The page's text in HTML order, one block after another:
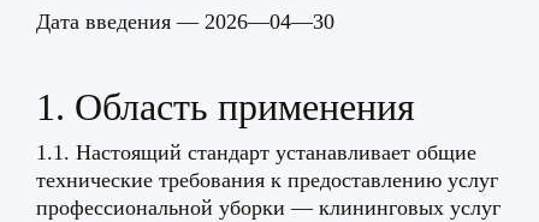
Дата введения — 2026—04—30
1. Область применения
1.1. Настоящий стандарт устанавливает общие
технические требования к предоставлению услуг
профессиональной уборки — клининговых услуг